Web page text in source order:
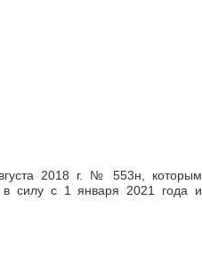
2018 г. № 553н, которым
в силу с 1 января 2021 года и